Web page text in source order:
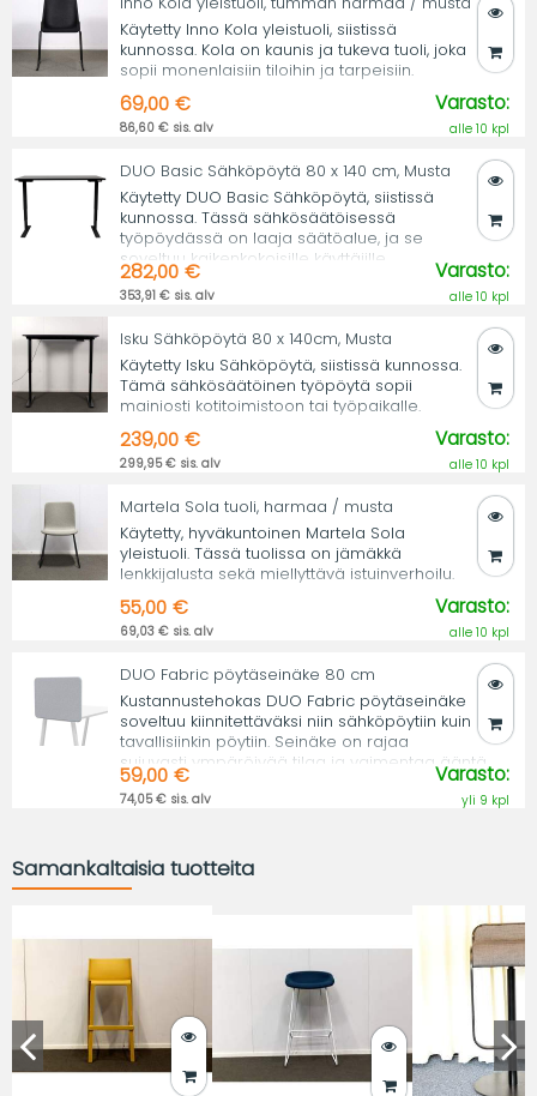
Käytetty Inno Kola yleistuoli, siistissä
kunnossa. Kola on kaunis ja tukeva tuoli, joka
sopii monenlaisiin tiloihin ja tarpeisiin.
69,00 €
86,60 € sis. alv
Varasto:
alle 10 kpl
DUO Basic Sähköpöytä 80 x 140 cm, Musta
Käytetty DUO Basic Sähköpöytä, siistissä
kunnossa. Tässä sähkösäätöisessä
työpöydässä on laaja säätöalue, ja se
soveltuu kaikenkokoisille käyttäjille.
282,00 €
353,91 € sis. alv
Varasto:
alle 10 kpl
Isku Sähköpöytä 80 x 140cm, Musta
Käytetty Isku Sähköpöytä, siistissä kunnossa.
Tämä sähkösäätöinen työpöytä sopii
mainiosti kotitoimistoon tai työpaikalle.
239,00 €
299,95 € sis. alv
Varasto:
alle 10 kpl
Martela Sola tuoli, harmaa / musta
Käytetty, hyväkuntoinen Martela Sola
yleistuoli. Tässä tuolissa on jämäkkä
lenkkijalusta sekä miellyttävä istuinverhoilu.
55,00 €
69,03 € sis. alv
Varasto:
alle 10 kpl
DUO Fabric pöytäseinäke 80 cm
Kustannustehokas DUO Fabric pöytäseinäke
soveltuu kiinnitettäväksi niin sähköpöytiin kuin
tavallisiinkin pöytiin. Seinäke on rajaa
sujuvasti ympäröivää tilaa ja vaimentaa ääntä.
59,00 €
74,05 € sis. alv
Varasto:
yli 9 kpl
Samankaltaisia tuotteita